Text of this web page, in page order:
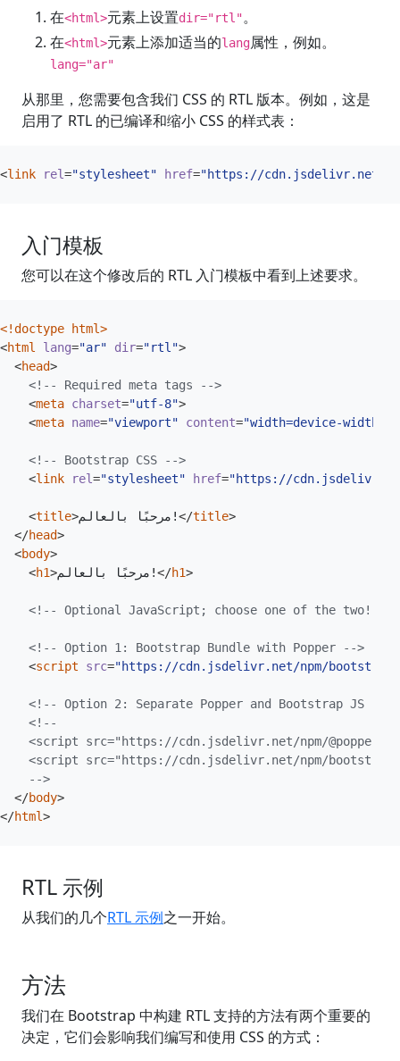
在<html>元素上设置dir="rtl"。
在<html>元素上添加适当的lang属性，例如。
lang="ar"
从那里，您需要包含我们 CSS 的 RTL 版本。例如，这是
启用了 RTL 的已编译和缩小 CSS 的样式表：
<link rel="stylesheet" href="https://cdn.jsdelivr.net/
入门模板
您可以在这个修改后的 RTL 入门模板中看到上述要求。
<!doctype html>
<html lang="ar" dir="rtl">
<head>
<!-- Required meta tags -->
<meta charset="utf-8">
<meta name="viewport" content="width=device-
<!-- Bootstrap CSS -->
<link rel="stylesheet" href="https://
<title> مرحبًا بالعالم!</title>
</head>
<body>
<h1> مرحبًا بالعالم!</h1>
<!-- Optional JavaScript; choose one of the two! -->
<!-- Option 1: Bootstrap Bundle with Popper -->
<script src="https://cdn.jsdelivr.net/npm/
<!-- Option 2: Separate Popper and Bootstrap JS -->
    <script src="https://cdn.jsdelivr.net/npm/@popperjs/
    <script src="https://cdn.jsdelivr.net/npm/
    -->
</body>
</html>
RTL 示例
从我们的几个RTL 示例之一开始。
方法
我们在 Bootstrap 中构建 RTL 支持的方法有两个重要的
决定，它们会影响我们编写和使用 CSS 的方式：